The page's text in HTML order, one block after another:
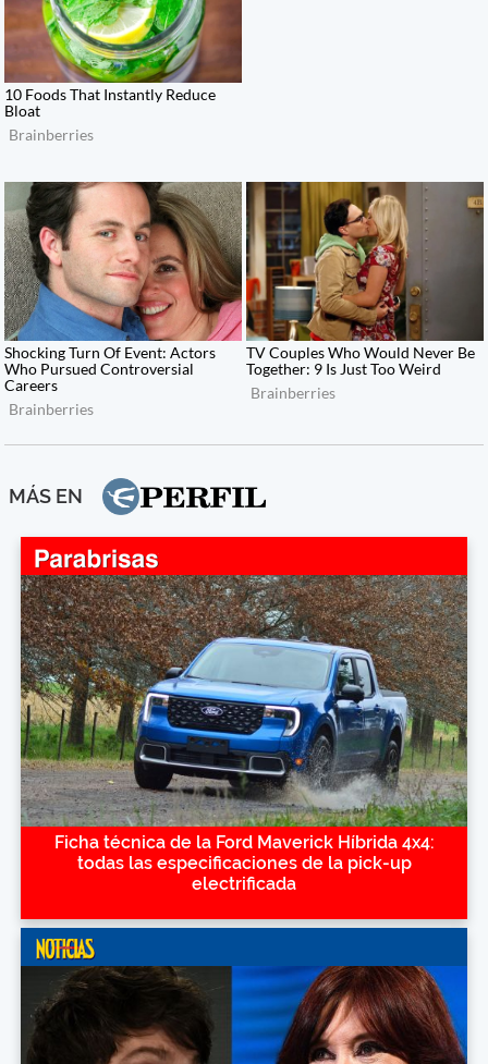
MÁS EN
Ficha técnica de la Ford Maverick Híbrida 4x4:
todas las especificaciones de la pick-up
electrificada